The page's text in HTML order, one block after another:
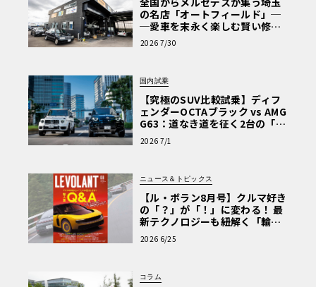
の名店「オートフィールド」─
─愛車を末永く楽しむ賢い修理
術と、プロがフックス製オイル
を選ぶ理由〈PR〉
2026 7/30
国内試乗
【究極のSUV比較試乗】ディフ
ェンダーOCTAブラック vs AMG
G63：道なき道を征く2台の「対
極的アプローチ」
2026 7/1
ニュース＆トピックス
【ル・ボラン8月号】クルマ好き
の「？」が「！」に変わる！ 最
新テクノロジーも紐解く「輸入
車Q&A」
2026 6/25
コラム